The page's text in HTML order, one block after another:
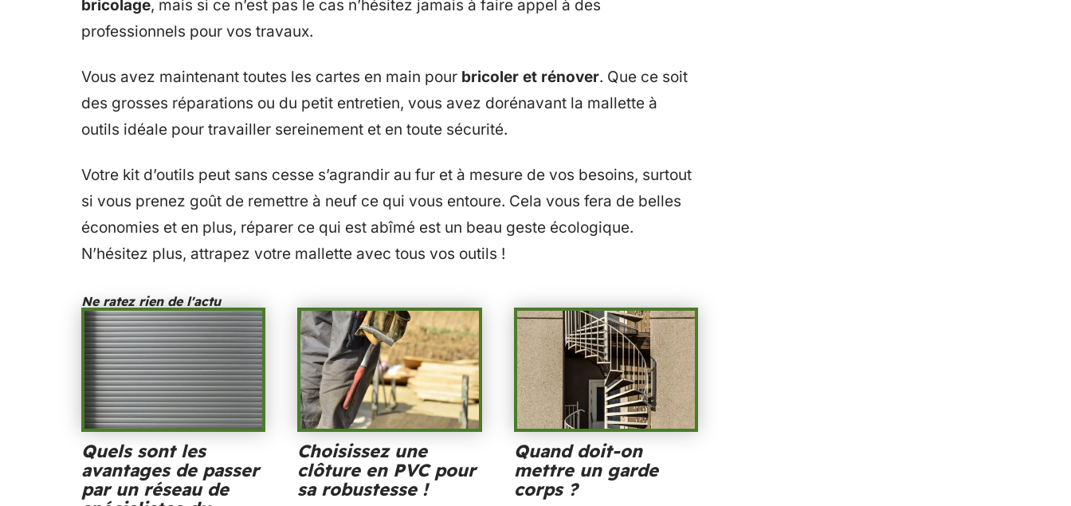
bricolage, mais si ce n’est pas le cas n’hésitez jamais à faire appel à des
professionnels pour vos travaux.
Vous avez maintenant toutes les cartes en main pour bricoler et rénover. Que ce soit
des grosses réparations ou du petit entretien, vous avez dorénavant la mallette à
outils idéale pour travailler sereinement et en toute sécurité.
Votre kit d’outils peut sans cesse s’agrandir au fur et à mesure de vos besoins, surtout
si vous prenez goût de remettre à neuf ce qui vous entoure. Cela vous fera de belles
économies et en plus, réparer ce qui est abîmé est un beau geste écologique.
N’hésitez plus, attrapez votre mallette avec tous vos outils !
Ne ratez rien de l'actu
Quels sont les
avantages de passer
par un réseau de
Choisissez une
clôture en PVC pour
sa robustesse !
Quand doit-on
mettre un garde
corps ?